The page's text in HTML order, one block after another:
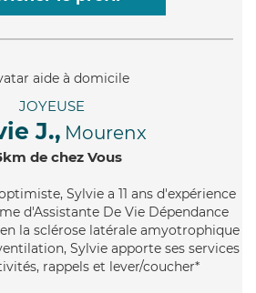
JOYEUSE
J., Mourenx
de chez Vous
Sylvie a 11 ans d'expérience
d'Assistante De Vie Dépendance
la sclérose latérale amyotrophique
Sylvie apporte ses services
rappels et lever/coucher*